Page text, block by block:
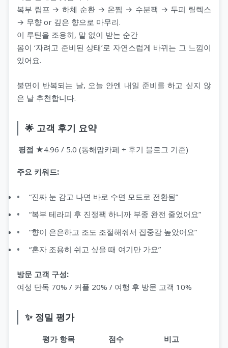
복부 림프 → 하체 순환 → 온찜 → 수분팩 → 두피 릴렉스
→ 무향 or 깊은 향으로 마무리.
이 루틴을 조용히, 말 없이 받는 순간
몸이 ‘자려고 준비된 상태’로 자연스럽게 바뀌는 그 느낌이
있어요.
불면이 반복되는 날, 오늘 안엔 내일 준비를 하고 싶지 않
은 날 추천합니다.
🌟 고객 후기 요약
평점 ★4.96 / 5.0 (동해맘카페 + 후기 블로그 기준)
주요 키워드:
“진짜 눈 감고 나면 바로 수면 모드로 전환됨”
“복부 테라피 후 진정팩 하니까 부종 완전 줄었어요”
“향이 은은하고 조도 조절해줘서 집중감 높았어요”
“혼자 조용히 쉬고 싶을 때 여기만 가요”
방문 고객 구성:
여성 단독 70% / 커플 20% / 여행 후 방문 고객 10%
✨ 정밀 평가
평가 항목 점수
비고